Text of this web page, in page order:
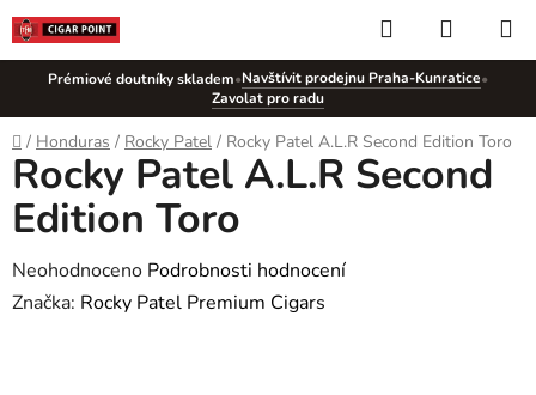
Přejít
na
obsah
Prémiové doutníky skladem•Navštívit prodejnu Praha-Kunratice•
Zavolat pro radu
Hledat
KOŠÍK
Domů
/ Honduras / Rocky Patel / Rocky Patel A.L.R Second Edition Toro
Rocky Patel A.L.R Second
Edition Toro
Průměrné
hodnocení
Neohodnoceno Podrobnosti hodnocení
Značka: Rocky Patel Premium Cigars